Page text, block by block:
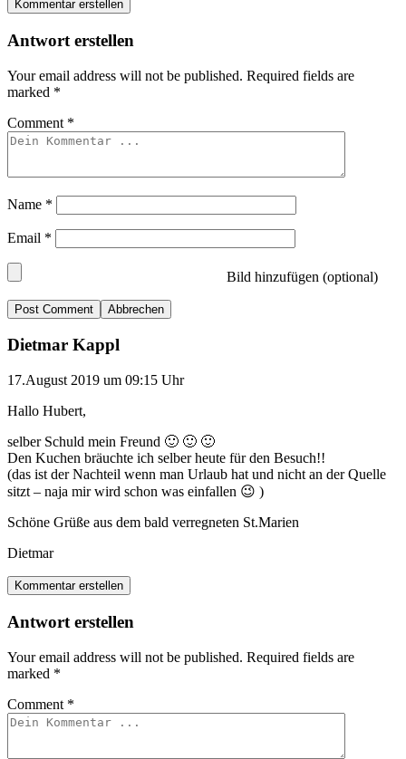
Kommentar erstellen
Antwort erstellen
Your email address will not be published. Required fields are
marked *
Comment *
Name *
Email *
Bild hinzufügen (optional)
Abbrechen
Dietmar Kappl
17.August 2019 um 09:15 Uhr
Hallo Hubert,
selber Schuld mein Freund 🙂 🙂 🙂
Den Kuchen bräuchte ich selber heute für den Besuch!!
(das ist der Nachteil wenn man Urlaub hat und nicht an der Quelle
sitzt – naja mir wird schon was einfallen 😉 )
Schöne Grüße aus dem bald verregneten St.Marien
Dietmar
Kommentar erstellen
Antwort erstellen
Your email address will not be published. Required fields are
marked *
Comment *